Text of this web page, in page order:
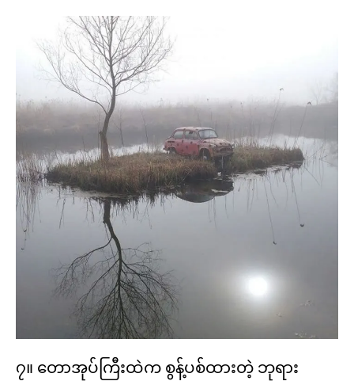
၇။ တောအုပ်ကြီးထဲက စွန့်ပစ်ထားတဲ့ ဘုရား